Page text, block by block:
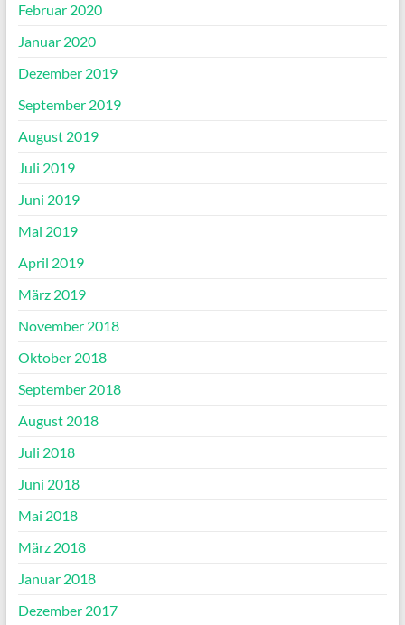
Februar 2020
Januar 2020
Dezember 2019
September 2019
August 2019
Juli 2019
Juni 2019
Mai 2019
April 2019
März 2019
November 2018
Oktober 2018
September 2018
August 2018
Juli 2018
Juni 2018
Mai 2018
März 2018
Januar 2018
Dezember 2017